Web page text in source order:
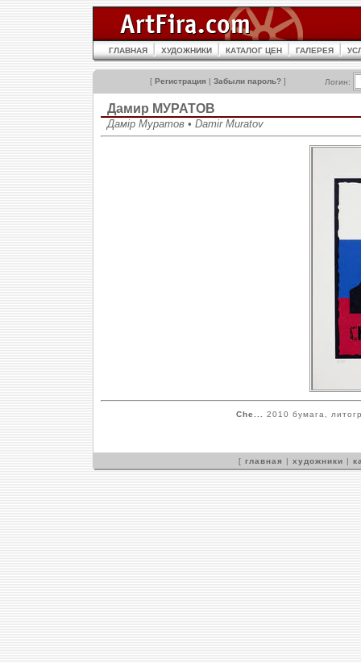
ГЛАВНАЯ ХУДОЖНИКИ КАТАЛОГ ЦЕН ГАЛЕРЕЯ
[ Регистрация | Забыли пароль? ] Логин:
Дамир МУРАТОВ
Дамір Муратов • Damir Muratov
Che... 2010 бумага,
[ главная | художники |